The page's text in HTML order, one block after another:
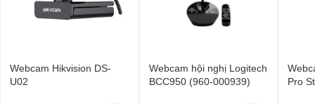
Webcam Hikvision DS-
U02
Webcam hội nghị Logitech
BCC950 (960-000939)
Pro